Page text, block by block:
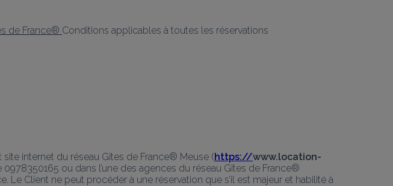
de France® Conditions applicables à toutes les réservations
internet du réseau Gîtes de France® Meuse (https://www.location-
ou dans l’une des agences du réseau Gîtes de France®
Client ne peut procéder à une réservation que s’il est majeur et habilité à